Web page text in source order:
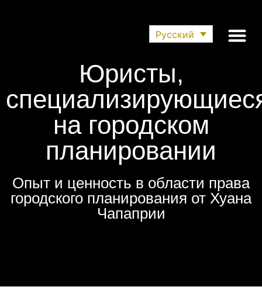
Русский
Юристы,
на городском
планировании
Опыт и ценность в области права
городского планирования от Хуана
Чапаприи